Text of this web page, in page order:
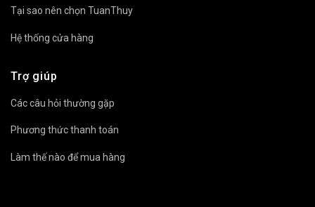
Tại sao nên chọn TuanThuy
Hệ thống cửa hàng
Trợ giúp
Các câu hỏi thường gặp
Phương thức thanh toán
Làm thế nào để mua hàng